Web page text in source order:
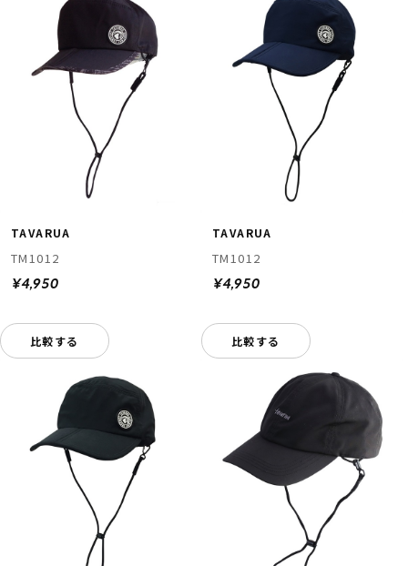
TAVARUA
TM1012
¥4,950
比較する
TAVARUA
TM1012
¥4,950
比較する